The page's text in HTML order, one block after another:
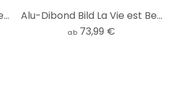
Alu-Dibond Bild La Tour Eiffel Aquarelle - schwarz/weiß Alu-Dibond Bild La Vie est Belle - gelb
ab 73,99 €